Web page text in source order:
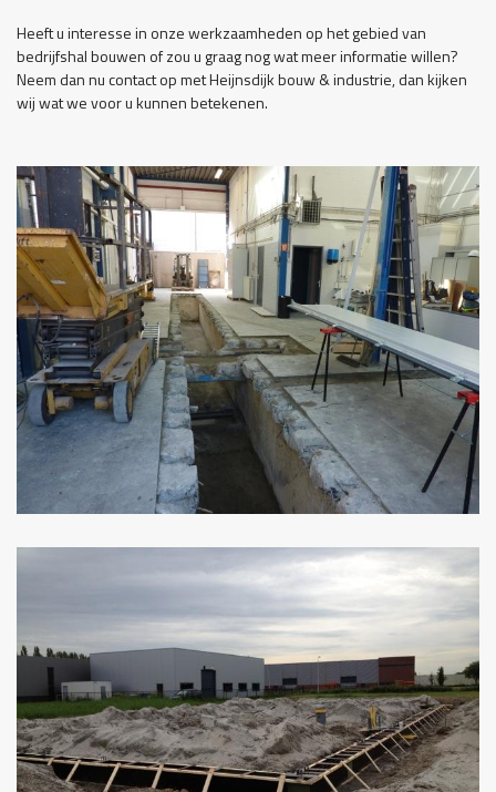
Heeft u interesse in onze werkzaamheden op het gebied van
bedrijfshal bouwen of zou u graag nog wat meer informatie willen?
Neem dan nu contact op met Heijnsdijk bouw & industrie, dan kijken
wij wat we voor u kunnen betekenen.